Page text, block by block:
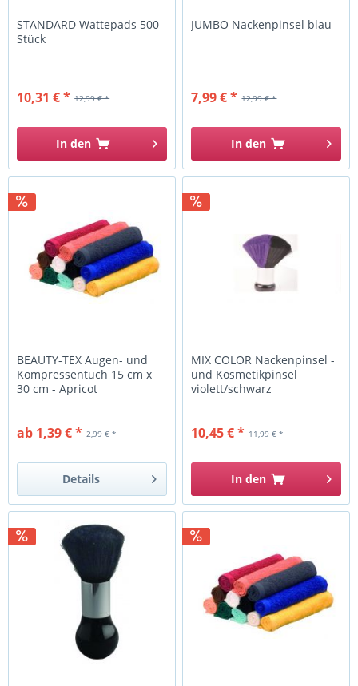
STANDARD Wattepads 500
Stück
12,99 € *
10,31 € *
In den
JUMBO Nackenpinsel blau
12,99 € *
7,99 € *
In den
BEAUTY-TEX Augen- und
Kompressentuch 15 cm x
30 cm - Apricot
2,99 € *
ab 1,39 € *
Details
MIX COLOR Nackenpinsel -
und Kosmetikpinsel
violett/schwarz
11,99 € *
10,45 € *
In den